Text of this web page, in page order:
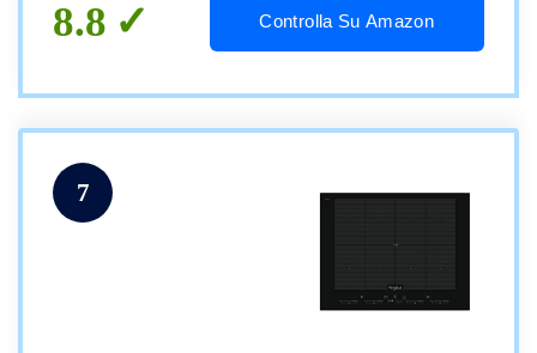
8.8 Controlla Su Amazon
7